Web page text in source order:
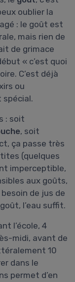
oublier la
: le goût est
mais rien de
de grimace
« c’est quoi
C’est déjà
ou
: soit
, soit
ça passe très
(quelques
imperceptible,
aux goûts,
de jus de
l’eau suffit.
l’école, 4
midi, avant de
10
dans le
permet d’en